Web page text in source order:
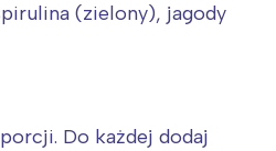
(zielony), jagody
Do każdej dodaj